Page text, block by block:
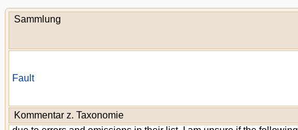
Sammlung
Fault
Kommentar z. Taxonomie